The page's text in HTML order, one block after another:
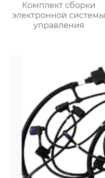
Комплект сборки
электронной системы
управления